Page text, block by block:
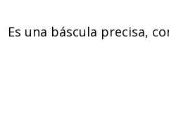
Es una báscula precisa,